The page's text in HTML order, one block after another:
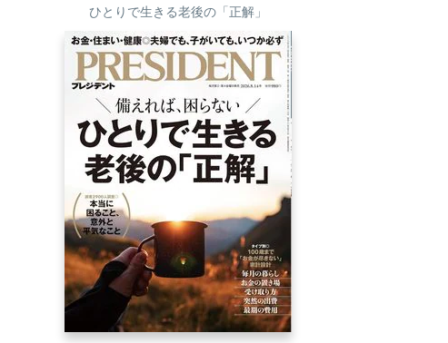
ひとりで生きる老後の「正解」